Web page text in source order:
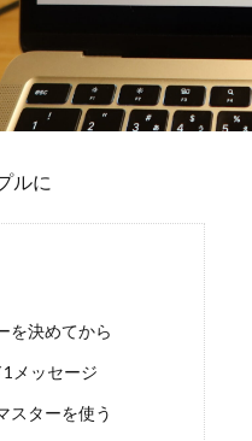
ルに
を決めてから
メッセージ
スターを使う